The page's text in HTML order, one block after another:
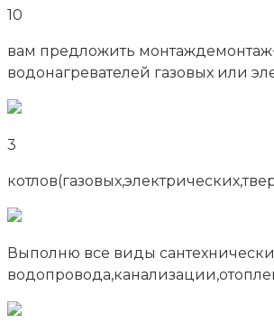
10
вам предложить
водонагревателей газовых или
3
Выполню все виды